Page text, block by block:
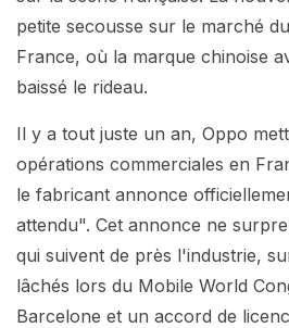
petite secousse sur le marché
France, où la marque chinoise
baissé le rideau.
Il y a tout juste un an, Oppo
opérations commerciales en
le fabricant annonce
attendu". Cet annonce ne
qui suivent de près l'industrie,
lâchés lors du Mobile World
Barcelone et un accord de